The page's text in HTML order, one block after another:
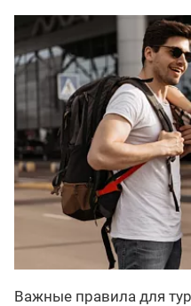
Важные правила для